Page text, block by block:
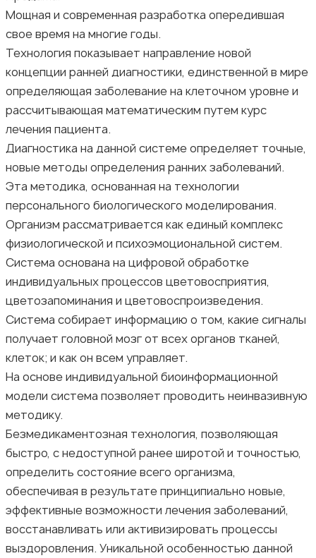
Мощная и современная разработка опередившая
свое время на многие годы.
Технология показывает направление новой
концепции ранней диагностики, единственной в мире
определяющая заболевание на клеточном уровне и
рассчитывающая математическим путем курс
лечения пациента.
Диагностика на данной системе определяет точные,
новые методы определения ранних заболеваний.
Эта методика, основанная на технологии
персонального биологического моделирования.
Организм рассматривается как единый комплекс
физиологической и психоэмоциональной систем.
Система основана на цифровой обработке
индивидуальных процессов цветовосприятия,
цветозапоминания и цветовоспроизведения.
Система собирает информацию о том, какие сигналы
получает головной мозг от всех органов тканей,
клеток; и как он всем управляет.
На основе индивидуальной биоинформационной
модели система позволяет проводить неинвазивную
методику.
Безмедикаментозная технология, позволяющая
быстро, с недоступной ранее широтой и точностью,
определить состояние всего организма,
обеспечивая в результате принципиально новые,
эффективные возможности лечения заболеваний,
восстанавливать или активизировать процессы
выздоровления. Уникальной особенностью данной